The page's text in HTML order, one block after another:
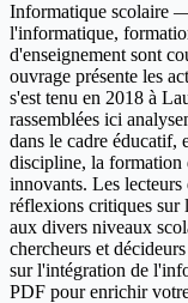
Informatique scolaire
l'informatique,
d'enseignement sont
ouvrage présente les
s'est tenu en 2018 à
rassemblées ici
dans le cadre éducatif,
discipline, la formation
innovants. Les lecteurs
réflexions critiques sur
aux divers niveaux
chercheurs et
sur l'intégration de
PDF pour enrichir